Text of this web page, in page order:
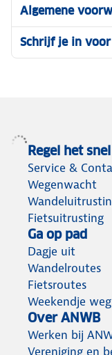
Algemene
Schrijf je in
Regel het snel
Service &
Wegenwacht
Fietsuitrusting
Ga op pad
Dagje uit
Wandelroutes
Fietsroutes
Weekendje weg
Over ANWB
Werken bij
Vereniging en